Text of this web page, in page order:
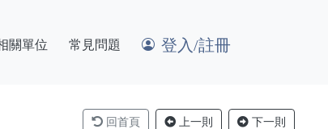
關單位 常見問題 登入/註冊
回首頁 上一則 下一則